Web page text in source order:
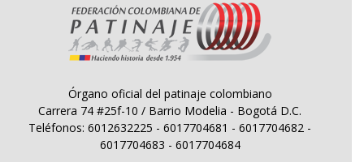
Órgano oficial del patinaje colombiano
Carrera 74 #25f-10 / Barrio Modelia - Bogotá D.C.
Teléfonos: 6012632225 - 6017704681 - 6017704682 -
6017704683 - 6017704684